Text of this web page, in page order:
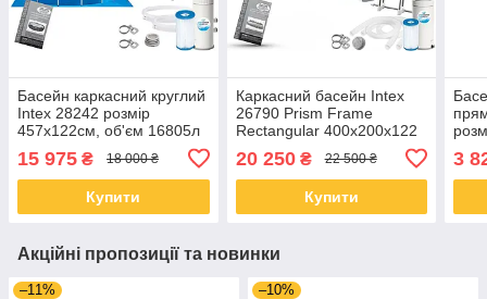
Басейн каркасний круглий
Intex 28242 розмір
457x122см, об'єм 16805л
насос, драбина, тент,
підкладка)
15 975 ₴ 18 000 ₴
Купити
Каркасний басейн Intex
26790 Prism Frame
Rectangular 400x200x122
см з насосом, фільтром та
драбиною
20 250₴ 22 500 ₴
Купити
3
Акційні пропозиції та новинки
–11% –10%